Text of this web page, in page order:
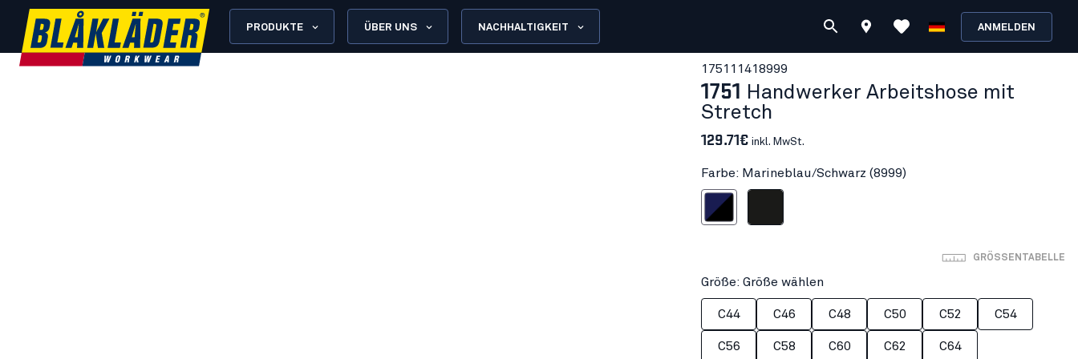
PRODUKTE ÜBER UNS NACHHALTIGKEIT ANMELDEN
17511141 8999
1751 Handwerker Arbeitshose mit
Stretch
129.71€ inkl. MwSt.
Farbe: Marineblau/Schwarz (8999)
Marineblau/Schwarz
GRÖSSENTABELLE
Größe: Größe wählen
C44 C46 C48 C50 C52 C54
C56 C58 C60 C62 C64